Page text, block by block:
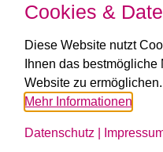
Café:
täglich ab 7:30 Uhr
ÖFFNUNGSZEITEN
Bäckerei und Café:
MO – SA: 6 – 19 Uhr
SO + FT: 7 – 19 Uhr
Cookies &
Diese Website nutzt
Ihnen das
Website zu
Mehr Informationen
Datenschutz